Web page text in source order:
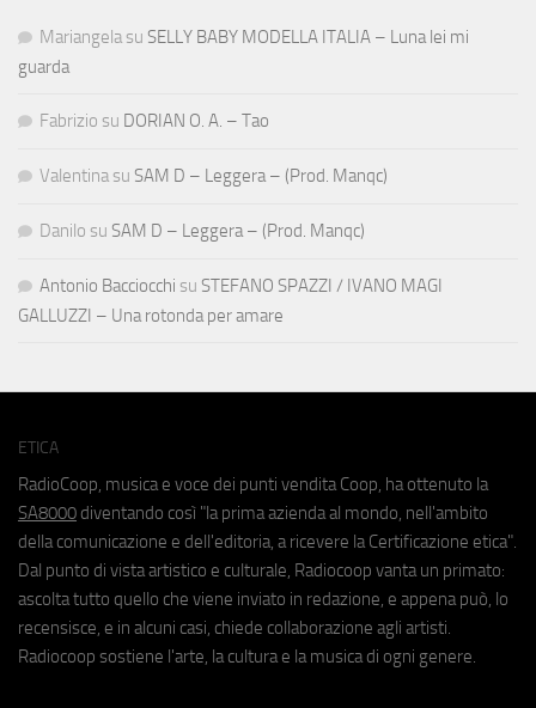
Mariangela su SELLY BABY MODELLA ITALIA – Luna lei mi
guarda
Fabrizio su DORIAN O. A. – Tao
Valentina su SAM D – Leggera – (Prod. Manqc)
Danilo su SAM D – Leggera – (Prod. Manqc)
Antonio Bacciocchi su STEFANO SPAZZI / IVANO MAGI
GALLUZZI – Una rotonda per amare
ETICA
RadioCoop, musica e voce dei punti vendita Coop, ha ottenuto la
SA8000 diventando così "la prima azienda al mondo, nell'ambito
della comunicazione e dell'editoria, a ricevere la Certificazione etica".
Dal punto di vista artistico e culturale, Radiocoop vanta un primato:
ascolta tutto quello che viene inviato in redazione, e appena può, lo
recensisce, e in alcuni casi, chiede collaborazione agli artisti.
Radiocoop sostiene l'arte, la cultura e la musica di ogni genere.